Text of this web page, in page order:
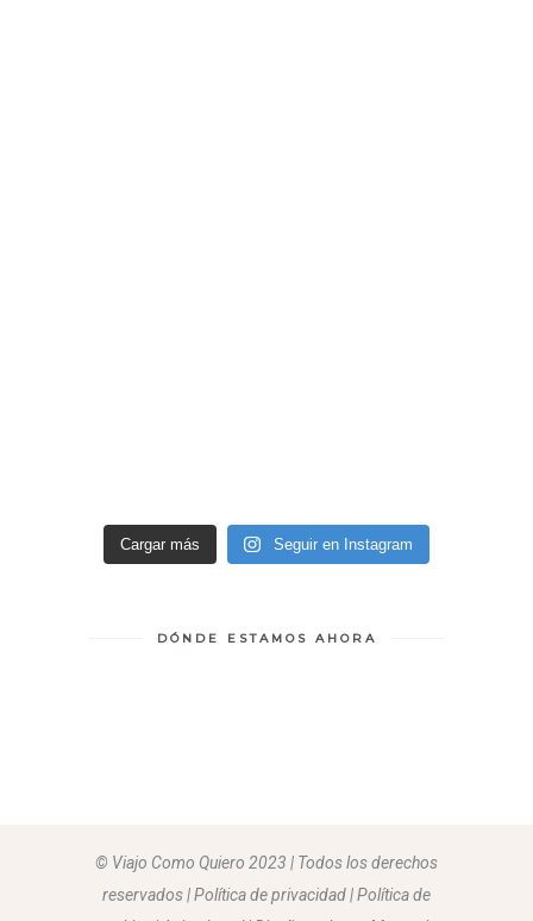
Cargar más Seguir en Instagram
DÓNDE ESTAMOS AHORA
© Viajo Como Quiero 2023 | Todos los derechos
reservados | Política de privacidad | Política de